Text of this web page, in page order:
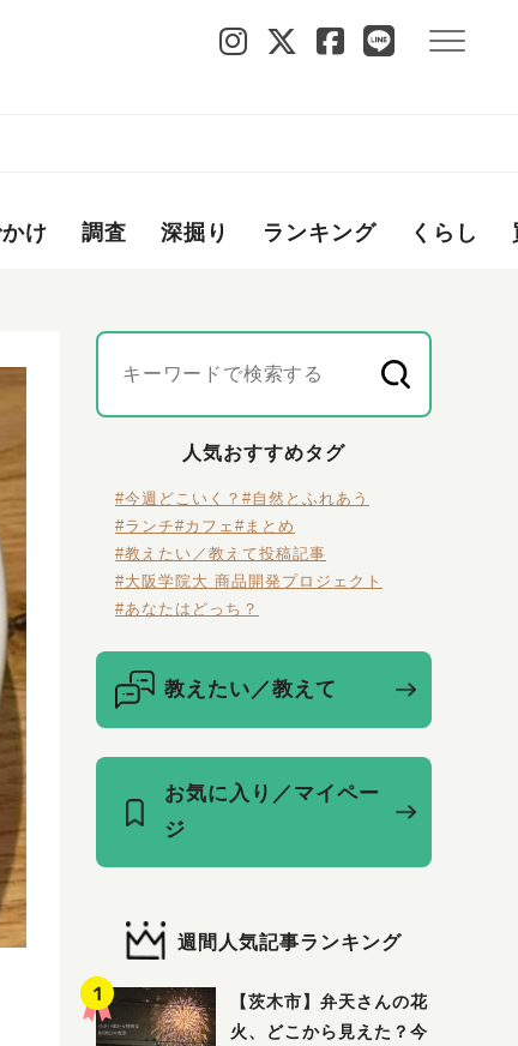
け 調査 深掘り ランキング くらし
人気おすすめタグ
#今週どこいく？ #自然とふれあう
#ランチ#カフェ #まとめ
#教えたい／教えて投稿記事
#大阪学院大 商品開発プロジェクト
#あなたはどっち？
教えたい／教えて
お気に入り／マイペー
ジ
週間人気記事ランキング
【茨木市】弁天さんの花
火、どこから見えた？今